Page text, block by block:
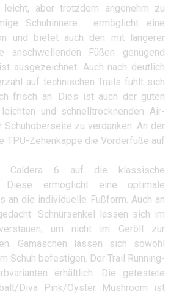
aber trotzdem angenehm zu
Schuhinnere ermöglicht eine
und bietet auch den mit längerer
anschwellenden Füßen genügend
ausgezeichnet. Auch nach deutlich
auf technischen Trails fühlt sich
frisch an. Dies ist auch der guten
und schnelltrocknenden Air-
zu verdanken. An der
TPU-Zehenkappe die Vorderfüße auf
Caldera 6 auf die klassische
Diese ermöglicht eine optimale
an die individuelle Fußform. Auch an
Schnürsenkel lassen sich im
um nicht im Geröll zur
Gamaschen lassen sich sowohl
Schuh befestigen. Der Trail Running-
erhältlich. Die getestete
Diva Pink/Oyster Mushroom ist